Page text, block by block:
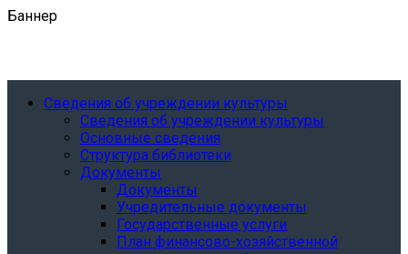
Баннер
Сведения об учреждении культуры
Сведения об учреждении культуры
Основные сведения
Структура библиотеки
Документы
Документы
Учредительные документы
Государственные услуги
План финансово-хозяйственной